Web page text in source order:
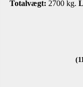
Totalvægt: 2700 kg.
(